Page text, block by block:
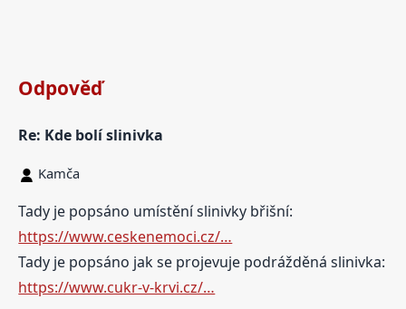
Odpověď
Re: Kde bolí slinivka
Kamča
Tady je popsáno umístění slinivky břišní:
https://www.ceskenemoci.cz/…
Tady je popsáno jak se projevuje podrážděná slinivka:
https://www.cukr-v-krvi.cz/…